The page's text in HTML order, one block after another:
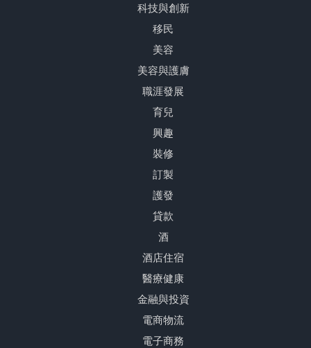
科技與創新
移民
美容
美容與護膚
職涯發展
育兒
興趣
裝修
訂製
護發
貸款
酒
酒店住宿
醫療健康
金融與投資
電商物流
電子商務